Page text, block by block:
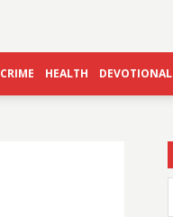
CRIME HEALTH DEVOTIONAL